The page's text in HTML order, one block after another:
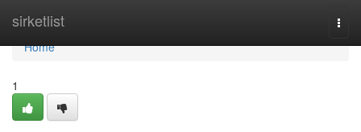
sirketlist
Home
Home
1